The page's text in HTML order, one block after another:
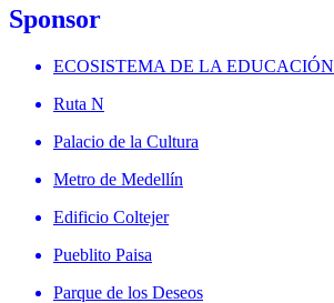
Sponsor
ECOSISTEMA DE LA EDUCACIÓN
Ruta N
Palacio de la Cultura
Metro de Medellín
Edificio Coltejer
Pueblito Paisa
Parque de los Deseos